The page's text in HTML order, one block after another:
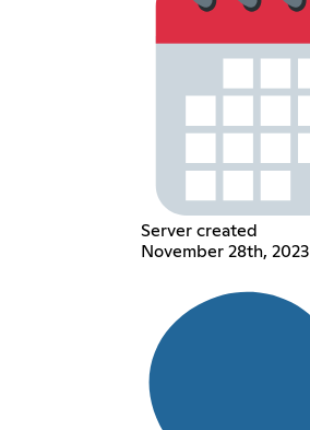
Server created
November 28th, 2023